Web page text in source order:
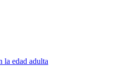
la edad adulta